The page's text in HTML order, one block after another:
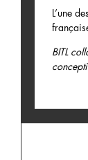
L’une
BITL